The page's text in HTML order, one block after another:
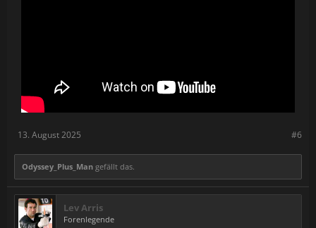
spear in the war to control it—which side will you take?
Playtests begin this summer!
#6
13. August 2025
Odyssey_Plus_Man gefällt das.
Lev Arris
Forenlegende